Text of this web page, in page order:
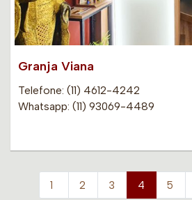
Granja Viana
Telefone: (11) 4612-4242
Whatsapp: (11) 93069-4489
1 2 3 4 5